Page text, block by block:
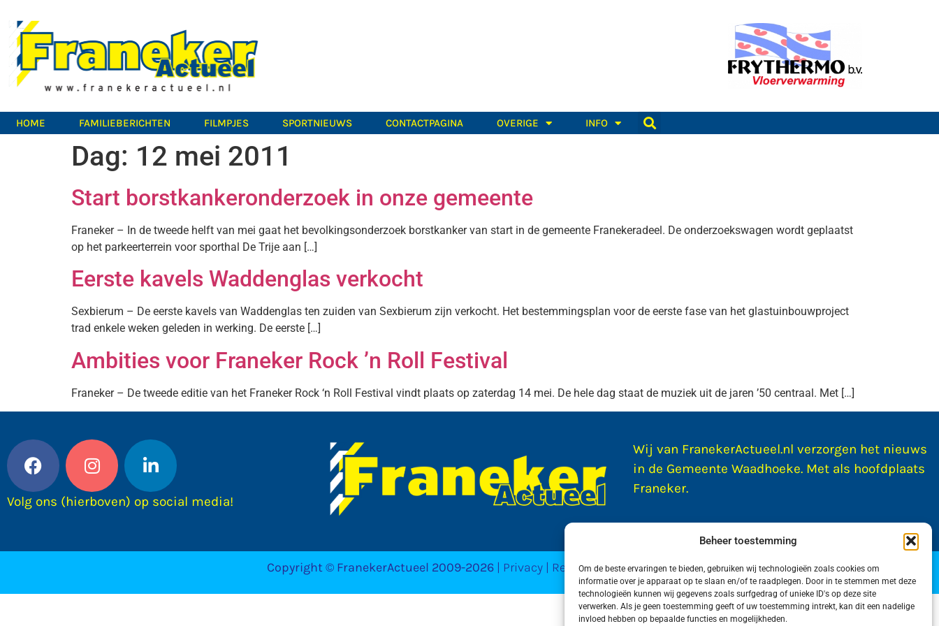
Beheer toestemming
Om de beste ervaringen te bieden, gebruiken wij technologieën zoals cookies om
informatie over je apparaat op te slaan en/of te raadplegen. Door in te stemmen met deze
technologieën kunnen wij gegevens zoals surfgedrag of unieke ID's op deze site
verwerken. Als je geen toestemming geeft of uw toestemming intrekt, kan dit een nadelige
invloed hebben op bepaalde functies en mogelijkheden.
HOME FAMILIEBERICHTEN FILMPJES SPORTNIEUWS CONTACTPAGINA OVERIGE INFO
Dag: 12 mei 2011
Start borstkankeronderzoek in onze gemeente
Franeker – In de tweede helft van mei gaat het bevolkingsonderzoek borstkanker van start in de gemeente Franekeradeel. De onderzoekswagen wordt geplaatst
op het parkeerterrein voor sporthal De Trije aan […]
Eerste kavels Waddenglas verkocht
Sexbierum – De eerste kavels van Waddenglas ten zuiden van Sexbierum zijn verkocht. Het bestemmingsplan voor de eerste fase van het glastuinbouwproject
trad enkele weken geleden in werking. De eerste […]
Ambities voor Franeker Rock ’n Roll Festival
Franeker – De tweede editie van het Franeker Rock ‘n Roll Festival vindt plaats op zaterdag 14 mei. De hele dag staat de muziek uit de jaren ’50 centraal. Met […]
Volg ons (hierboven) op social media!
Wij van FranekerActueel.nl verzorgen het nieuws
in de Gemeente Waadhoeke. Met als hoofdplaats
Franeker.
Copyright © FranekerActueel 2009-2026 | Privacy | Realisatie door WadUp